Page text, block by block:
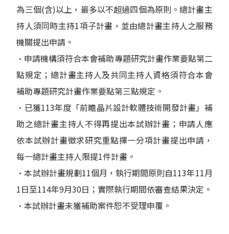
為三個(含)以上，最多以不超過四個為原則。總計畫主
持人須同時主持1項子計畫，並由總計畫主持人之服務
機關提出申請。
•申請機構須符合本會補助專題研究計畫作業要點第二
點規定；總計畫主持人及共同主持人資格須符合本會
補助專題研究計畫作業要點第三點規定。
•已獲113年度「前瞻晶片設計軟體技術開發計畫」補
助之總計畫主持人不得再提出本試辦計畫；申請人應
依本試辦計畫徵求研究重點擇一分項計畫提出申請，
每一總計畫主持人限提1件計畫。
•本試辦計畫規劃11個月，執行期間原則自113年11月
1日至114年9月30日；實際執行期間依審查結果決定。
•本試辦計畫未獲補助案件恕不受理申覆。